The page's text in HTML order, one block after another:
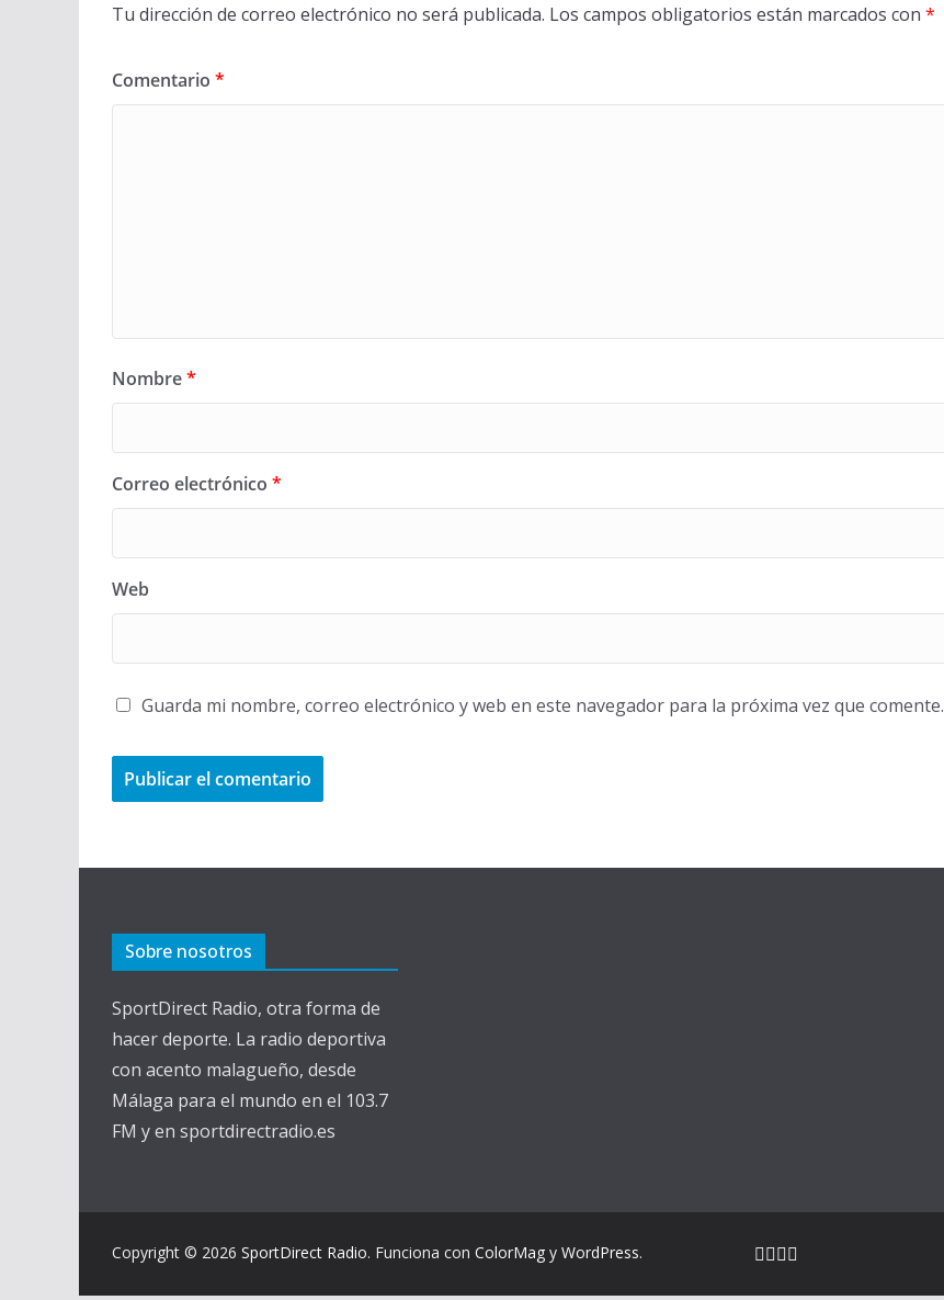
Tu dirección de correo electrónico no será publicada. Los campos obligatorios están marcados con *
Comentario *
Nombre*
Correo electrónico *
Web
Guarda mi nombre, correo electrónico y web en este navegador para la próxima vez que comente.
Sobre nosotros
SportDirect Radio, otra forma de
hacer deporte. La radio deportiva
con acento malagueño, desde
Málaga para el mundo en el 103.7
FM y en sportdirectradio.es
Copyright © 2026 SportDirect Radio. Funciona con ColorMag y WordPress.